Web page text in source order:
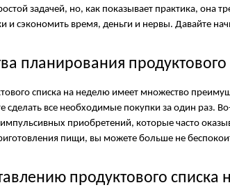
задачей, но, как показывает практика,
и сэкономить время, деньги и нервы. Давайте
планирования продуктового
списка на неделю имеет множество
сделать все необходимые покупки за один раз.
приобретений, которые часто
пищи, вы можете больше не
продуктового списка